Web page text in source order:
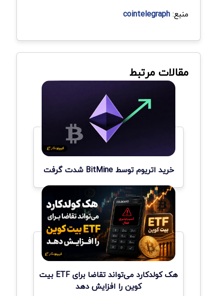
منبع:cointelegraph
مقالات مرتبط
خرید اتریوم توسط BitMine شدت گرفت
هک کولدکارد می‌تواند تقاضا برای ETF بیت
کوین را افزایش دهد